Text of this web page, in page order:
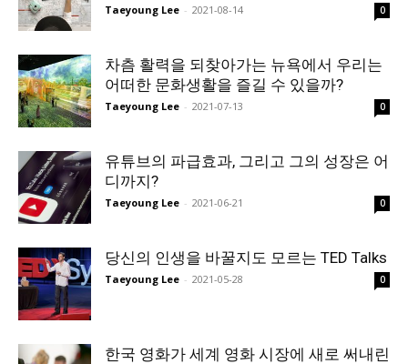
Taeyoung Lee - 2021-08-14 0
차츰 활력을 되찾아가는 뉴욕에서 우리는
어떠한 문화생활을 즐길 수 있을까?
Taeyoung Lee - 2021-07-13 0
유튜브의 파급효과, 그리고 그의 성장은 어
디까지?
Taeyoung Lee - 2021-06-21 0
당신의 인생을 바꿀지도 모르는 TED Talks
Taeyoung Lee - 2021-05-28 0
한국 영화가 세계 영화 시장에 새로 써내린